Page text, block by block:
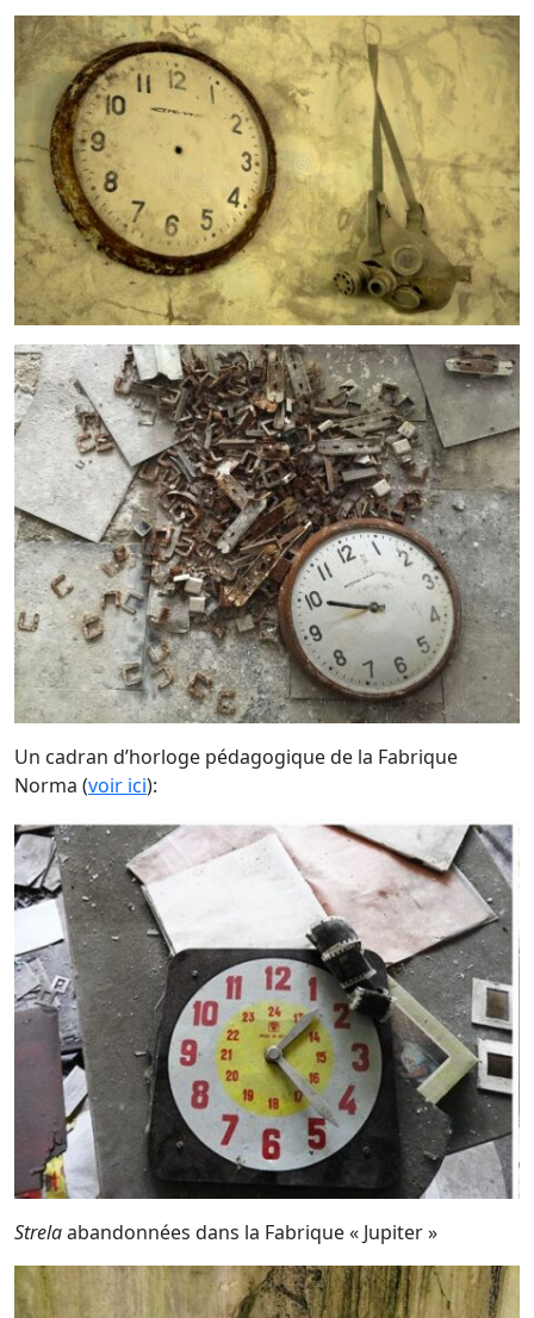
Un cadran d’horloge pédagogique de la Fabrique
Norma (voir ici):
Strelaabandonnées dans la Fabrique « Jupiter »